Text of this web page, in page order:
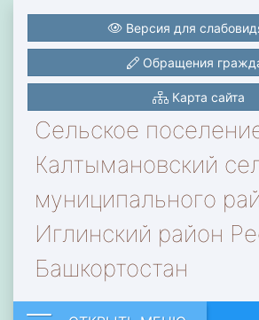
Сельское
Калтымановский
муниципального
Иглинский район
Башкортостан
Версия для
Обращения
Карта сайта